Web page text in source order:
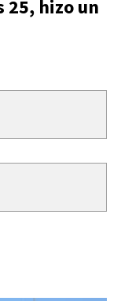
25, hizo un